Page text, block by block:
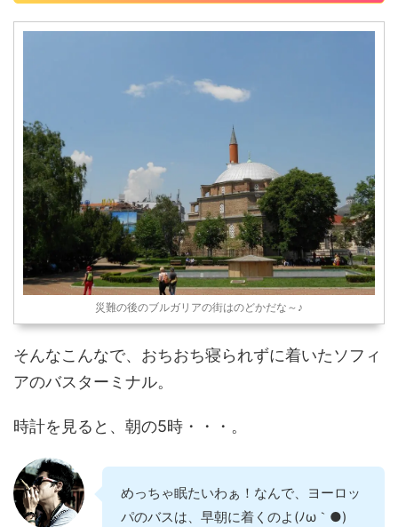
災難の後のブルガリアの街はのどかだな～♪
そんなこんなで、おちおち寝られずに着いたソフィ
アのバスターミナル。
時計を見ると、朝の5時・・・。
めっちゃ眠たいわぁ！なんで、ヨーロッ
パのバスは、早朝に着くのよ(ﾉω｀●)